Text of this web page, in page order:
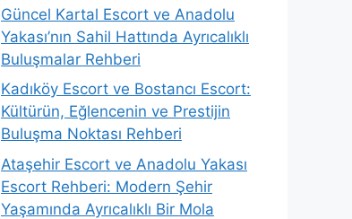
Güncel Kartal Escort ve Anadolu
Yakası’nın Sahil Hattında Ayrıcalıklı
Buluşmalar Rehberi
Kadıköy Escort ve Bostancı Escort:
Kültürün, Eğlencenin ve Prestijin
Buluşma Noktası Rehberi
Ataşehir Escort ve Anadolu Yakası
Escort Rehberi: Modern Şehir
Yaşamında Ayrıcalıklı Bir Mola